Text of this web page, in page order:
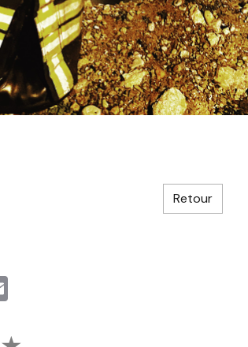
Retour